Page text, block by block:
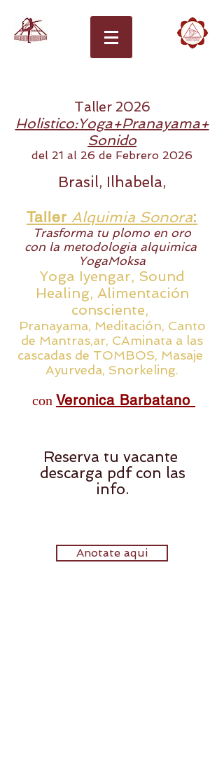
Taller 2026
Holistico:Yoga+Pranayama+
Sonido
del 21 al 26 de Febrero 2026
Brasil, Ilhabela,
TallerAlquimia Sonora:
Trasforma tu plomo en oro
con la metodologia alquimica
YogaMoksa
Yoga Iyengar, Sound
Healing, Alimentación
consciente,
Pranayama, Meditación, Canto
de Mantras,ar, CAminata a las
cascadas de TOMBOS, Masaje
Ayurveda, Snorkeling.
con Veronica Barbatano
Reserva tu vacante
descarga pdf con las
info.
Anotate aqui